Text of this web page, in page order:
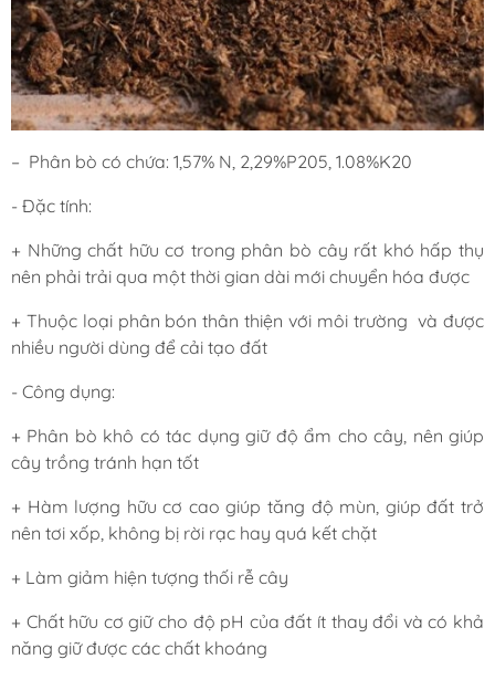
– Phân bò có chứa: 1,57% N, 2,29%P205, 1.08%K20
- Đặc tính:
+ Những chất hữu cơ trong phân bò cây rất khó hấp thụ
nên phải trải qua một thời gian dài mới chuyển hóa được
+ Thuộc loại phân bón thân thiện với môi trường và được
nhiều người dùng để cải tạo đất
- Công dụng:
+ Phân bò khô có tác dụng giữ độ ẩm cho cây, nên giúp
cây trồng tránh hạn tốt
+ Hàm lượng hữu cơ cao giúp tăng độ mùn, giúp đất trở
nên tơi xốp, không bị rời rạc hay quá kết chặt
+ Làm giảm hiện tượng thối rễ cây
+ Chất hữu cơ giữ cho độ pH của đất ít thay đổi và có khả
năng giữ được các chất khoáng